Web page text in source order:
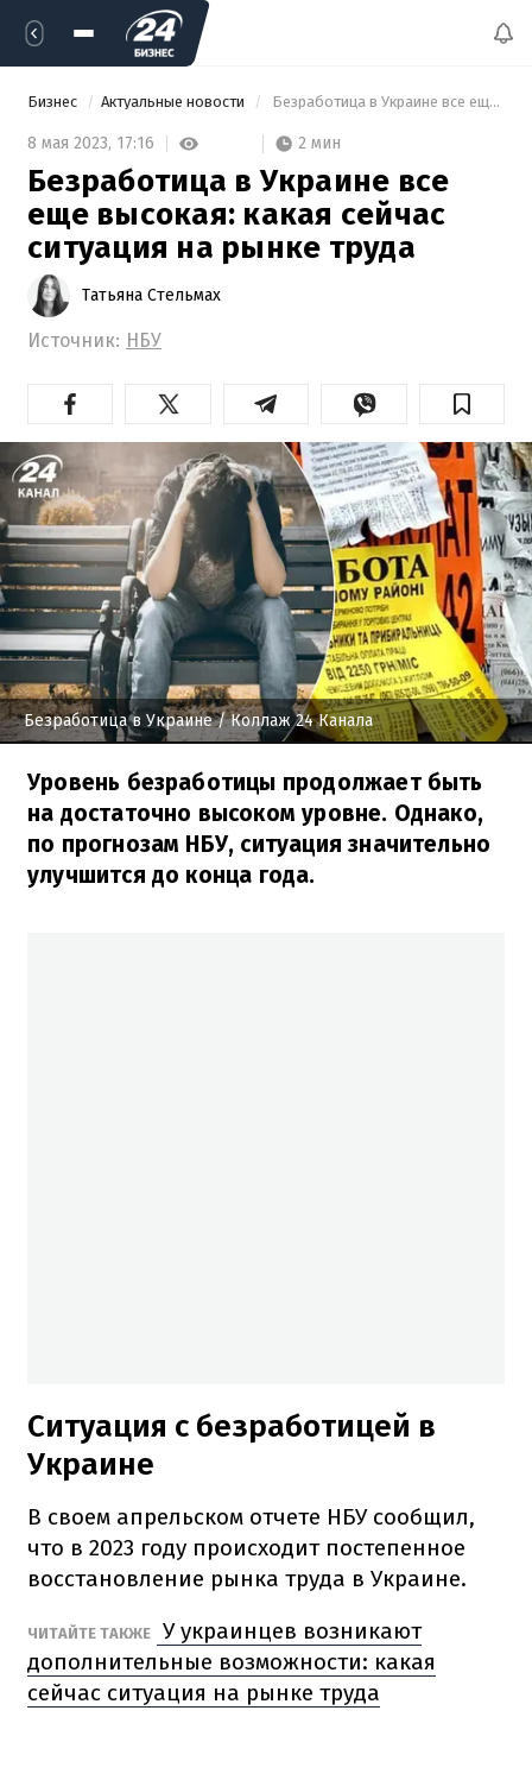
Бизнес Актуальные новости Безработица в Украине все еще высокая: какая сейчас ситуация на рынке труда
8 мая 2023, 17:16 2 мин
Безработица в Украине все
еще высокая: какая сейчас
ситуация на рынке труда
Татьяна Стельмах
Источник: НБУ
Безработица в Украине/ Коллаж 24 Канала
Уровень безработицы продолжает быть
на достаточно высоком уровне. Однако,
по прогнозам НБУ, ситуация значительно
улучшится до конца года.
Ситуация с безработицей в
Украине
В своем апрельском отчете НБУ сообщил,
что в 2023 году происходит постепенное
восстановление рынка труда в Украине.
ЧИТАЙТЕ ТАКЖЕ
У украинцев возникают
дополнительные возможности: какая
сейчас ситуация на рынке труда